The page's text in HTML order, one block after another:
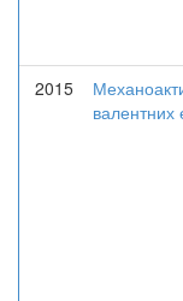
2015
валентних